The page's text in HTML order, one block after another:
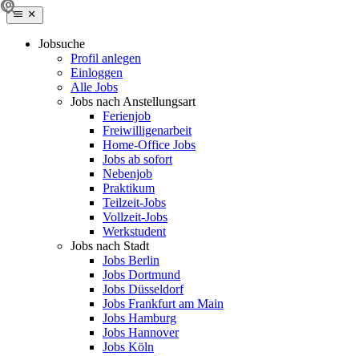
Jobsuche
Profil anlegen
Einloggen
Alle Jobs
Jobs nach Anstellungsart
Ferienjob
Freiwilligenarbeit
Home-Office Jobs
Jobs ab sofort
Nebenjob
Praktikum
Teilzeit-Jobs
Vollzeit-Jobs
Werkstudent
Jobs nach Stadt
Jobs Berlin
Jobs Dortmund
Jobs Düsseldorf
Jobs Frankfurt am Main
Jobs Hamburg
Jobs Hannover
Jobs Köln